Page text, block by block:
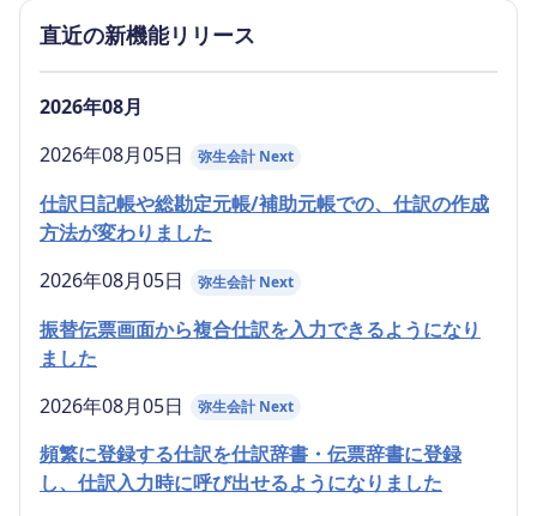
直近の新機能リリース
2026年08月
2026年08月05日
弥生会計 Next
仕訳日記帳や総勘定元帳/補助元帳での、仕訳の作成
方法が変わりました
2026年08月05日
弥生会計 Next
振替伝票画面から複合仕訳を入力できるようになり
ました
2026年08月05日
弥生会計 Next
頻繁に登録する仕訳を仕訳辞書・伝票辞書に登録
し、仕訳入力時に呼び出せるようになりました